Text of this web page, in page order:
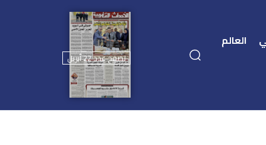
العالم
تصفح عدد 22 أبريل